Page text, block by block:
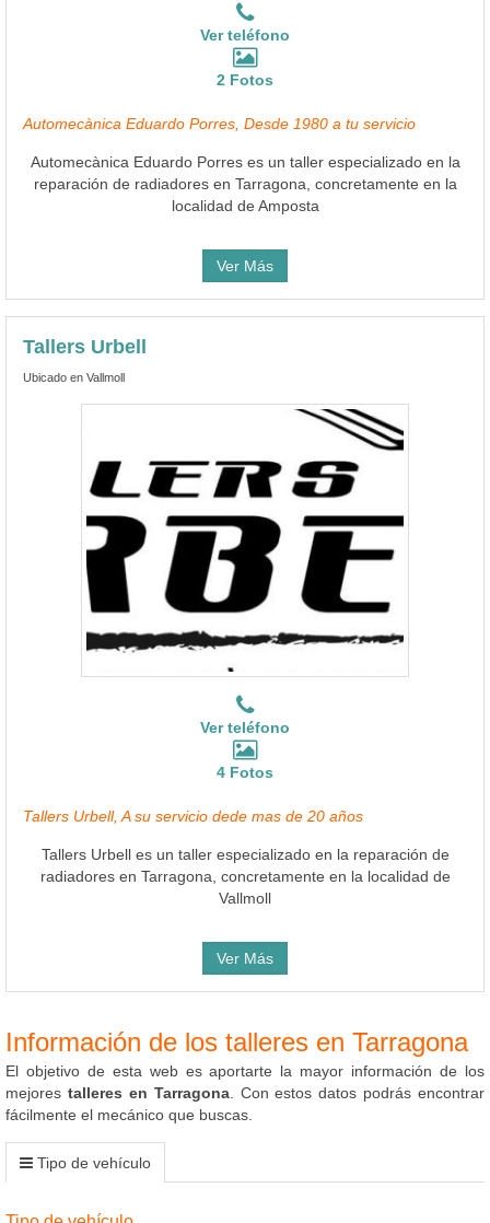
Ver teléfono
2 Fotos
Automecànica Eduardo Porres, Desde 1980 a tu servicio
Automecànica Eduardo Porres es un taller especializado en la
reparación de radiadores en Tarragona, concretamente en la
localidad de Amposta
Ver Más
Tallers Urbell
Ubicado en Vallmoll
Ver teléfono
4 Fotos
Tallers Urbell, A su servicio dede mas de 20 años
Tallers Urbell es un taller especializado en la reparación de
radiadores en Tarragona, concretamente en la localidad de
Vallmoll
Ver Más
Información de los talleres en Tarragona
El objetivo de esta web es aportarte la mayor información de los
mejores talleres en Tarragona. Con estos datos podrás encontrar
fácilmente el mecánico que buscas.
Tipo de vehículo